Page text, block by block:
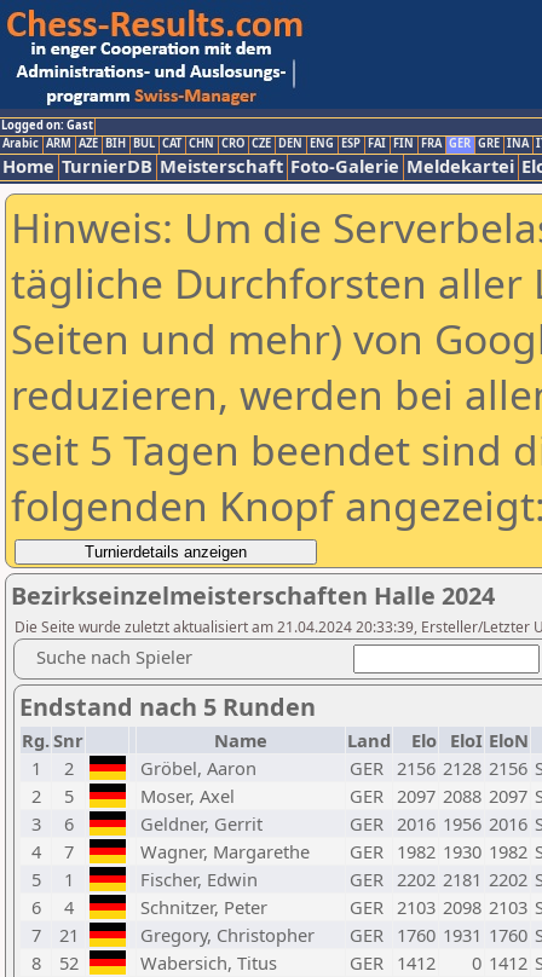
Logged on: Gast
Arabic ARM AZE BIH BUL CAT CHN CRO CZE DEN ENG ESP FAI FIN FRA GER GRE INA
Home TurnierDB Meisterschaft Foto-Galerie Meldekartei
Hinweis: Um die
tägliche Durchforsten aller
Seiten und mehr) von
reduzieren, werden bei
seit 5 Tagen beendet sind
folgenden Knopf
Bezirkseinzelmeisterschaften Halle 2024
Die Seite wurde zuletzt aktualisiert am 21.04.2024 20:33:39, Ersteller/Letzter
Suche nach Spieler
Endstand nach 5 Runden
Rg.Snr Name Land Elo EloI EloN
1
2 Gröbel, Aaron GER 2156 2128 2156
2
5 Moser, Axel GER 2097 2088 2097
3
6 Geldner, Gerrit GER 2016 1956 2016
4
7 Wagner, Margarethe GER 1982 1930 1982
5
1 Fischer, Edwin GER 2202 2181 2202
6
4 Schnitzer, Peter GER 2103 2098 2103
7
21 Gregory, Christopher GER 1760 1931 1760
8
52 Wabersich, Titus GER 1412 0 1412